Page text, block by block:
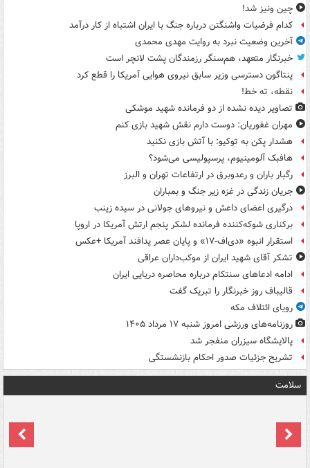
چین ونیز شد!
کدام فرضیات واشنگتن درباره جنگ با ایران اشتباه از کار درآمد
آخرین وضعیت نبرد به روایت مهدی محمدی
خبرنگار متعهد، هم‌سنگر رزمندگان پشت لانچر است
پنتاگون دسترسی وزیر سابق نیروی هوایی آمریکا را قطع کرد
نقطه، ته خط!
تصاویر دیده‌ نشده از دو فرمانده شهید موشکی
مهران غفوریان: دوست دارم نقش شهید بازی کنم
هشدار پکن به توکیو: با آتش بازی نکنید
هافبک آلومینیوم، پرسپولیسی می‌شود؟
رگبار باران و رعدوبرق در ارتفاعات تهران و البرز
جریان زندگی در غزه زیر جنگ و بمباران
درگیری اعضای داعش و نیروهای جولانی در سیده زینب
برکناری شوکه‌کننده فرمانده لشکر پنجم ارتش آمریکا در اروپا
استقرار انبوه «دی‌اف‑۱۷» و پایان عصر پدافند آمریکا +عکس
تشکر آقای شهید ایران از موکب‌داران عراقی
ادامه ادعاهای سنتکام درباره محاصره دریایی ایران
قالیباف روز خبرنگار را تبریک گفت
رویای ائتلاف مکه
روزنامه‌های ورزشی امروز ‌شنبه ۱۷ مرداد ۱۴۰۵
پالایشگاه سیزران منفجر شد
تشریح جزئیات صدور احکام بازنشستگی
سلامت